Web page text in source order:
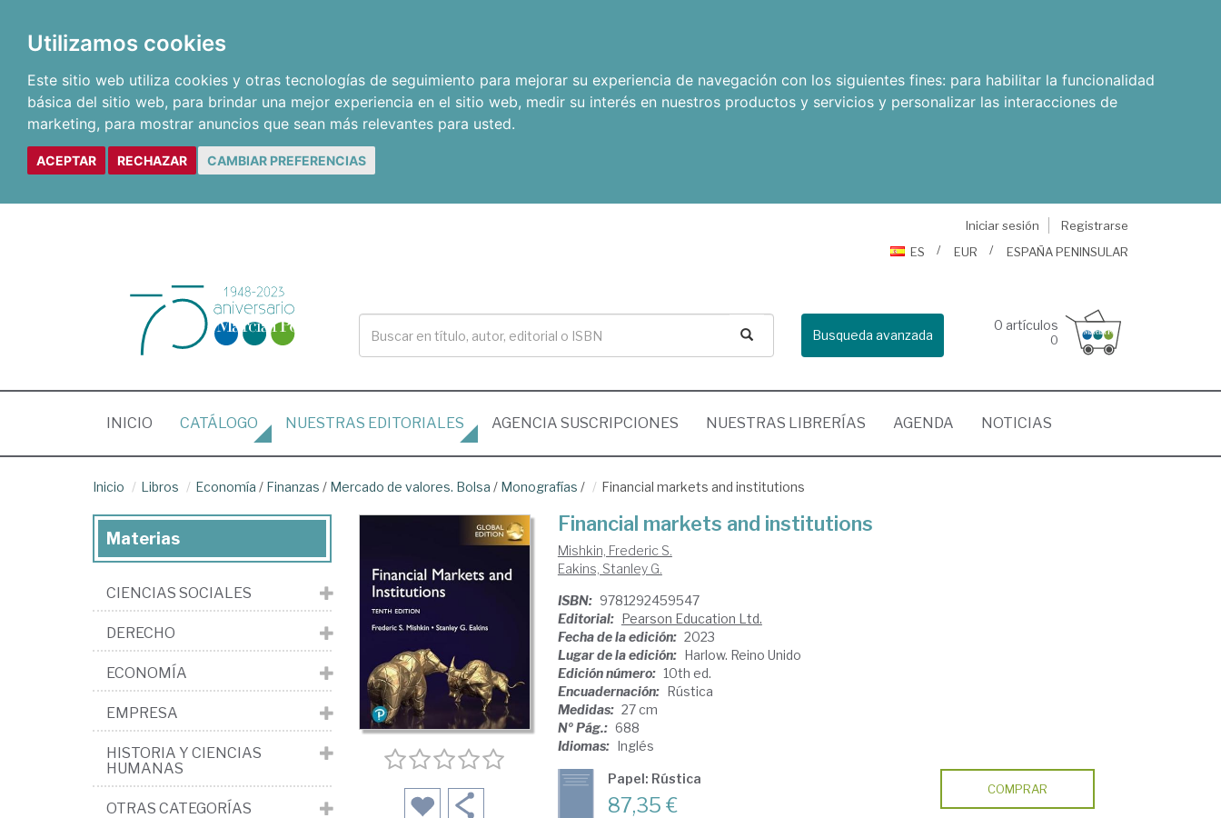
Utilizamos cookies
Este sitio web utiliza cookies y otras tecnologías de seguimiento para mejorar su experiencia de navegación con los siguientes fines: para habilitar la funcionalidad
básica del sitio web, para brindar una mejor experiencia en el sitio web, medir su interés en nuestros productos y servicios y personalizar las interacciones de
marketing, para mostrar anuncios que sean más relevantes para usted.
ACEPTAR RECHAZAR CAMBIAR PREFERENCIAS
Iniciar sesión
Registrarse
ES
EUR ESPAÑA PENINSULAR
Busqueda avanzada
0 artículos
0
INICIO (CURRENT)
CATÁLOGO NUESTRAS EDITORIALES AGENCIA SUSCRIPCIONES NUESTRAS LIBRERÍAS AGENDA NOTICIAS
Inicio Libros Economía / Finanzas / Mercado de valores. Bolsa / Monografías / Financial markets and institutions
Financial markets and institutions
Mishkin, Frederic S.
Eakins, Stanley G.
ISBN: 9781292459547
Editorial: Pearson Education Ltd.
Fecha de la edición: 2023
Lugar de la edición: Harlow. Reino Unido
Edición número: 10th ed.
Encuadernación: Rústica
Medidas: 27 cm
Nº Pág.: 688
Idiomas: Inglés
Papel: Rústica
87,35 €
COMPRAR
Materias
CIENCIAS SOCIALES
DERECHO
ECONOMÍA
EMPRESA
HISTORIA Y CIENCIAS
HUMANAS
OTRAS CATEGORÍAS